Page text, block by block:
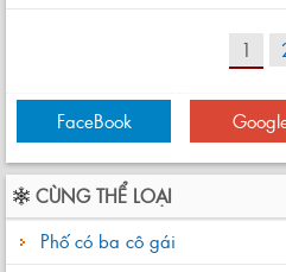
1
FaceBook
CÙNG THỂ LOẠI
Phố có ba cô gái